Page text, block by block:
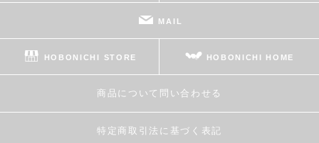
MAIL
HOBONICHI STORE HOBONICHI HOME
商品について問い合わせる
特定商取引法に基づく表記